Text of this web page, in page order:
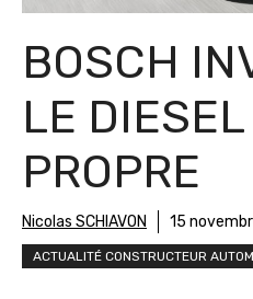
BOSCH
LE DIESEL
PROPRE
Nicolas SCHIAVON 15
ACTUALITÉ CONSTRUCTEUR